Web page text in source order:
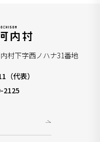
村下字西ノハナ31番地
（代表）
2125